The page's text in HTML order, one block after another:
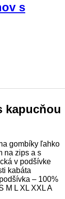
s
kapucňou
gombíky ľahko
na zips a s
v podšívke
kabáta
– 100%
M L XL XXL A